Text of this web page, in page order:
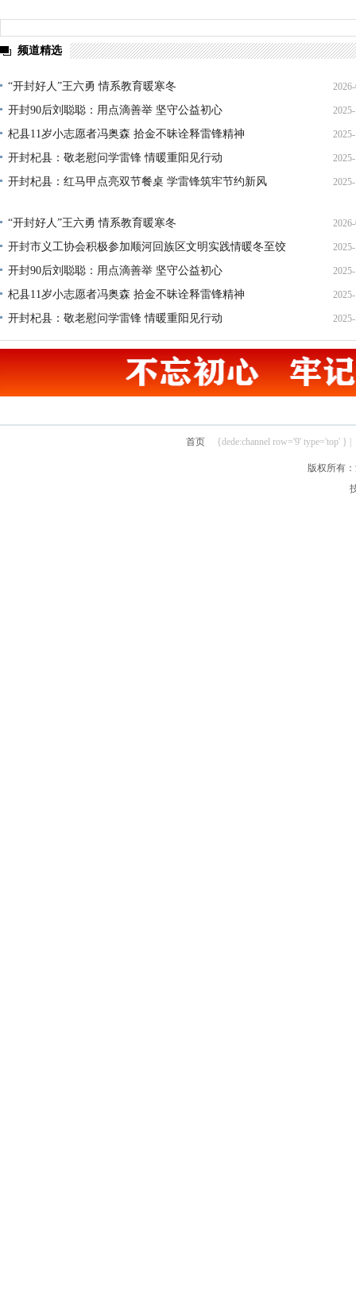
频道精选
“开封好人”王六勇 情系教育暖寒冬
开封90后刘聪聪：用点滴善举 坚守公益初心
杞县11岁小志愿者冯奥森 拾金不昧诠释雷锋精神
开封杞县：敬老慰问学雷锋 情暖重阳见行动
开封杞县：红马甲点亮双节餐桌 学雷锋筑牢节约新风
“开封好人”王六勇 情系教育暖寒冬
开封市义工协会积极参加顺河回族区文明实践情暖冬至饺
开封90后刘聪聪：用点滴善举 坚守公益初心
杞县11岁小志愿者冯奥森 拾金不昧诠释雷锋精神
开封杞县：敬老慰问学雷锋 情暖重阳见行动
首页 {dede:channel row='9' type='top' } |
版权所有